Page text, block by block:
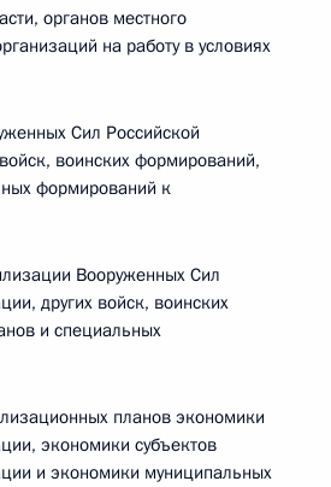
органов местного
на работу в условиях
Сил Российской
воинских формирований,
формирований к
Вооруженных Сил
других войск, воинских
и специальных
планов экономики
экономики субъектов
и экономики муниципальных